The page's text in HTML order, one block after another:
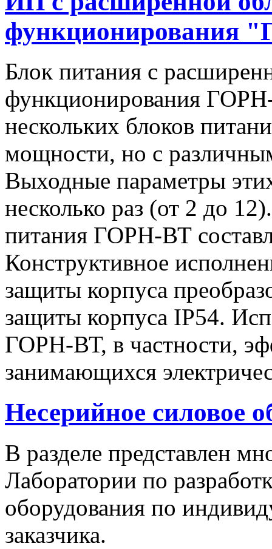
функционирования
Блок питания с
функционирования
нескольких блоков
мощности, но с
Выходные параметры
несколько раз (от 2 до
питания ГОРН-ВТ
Конструктивное
защиты корпуса
защиты корпуса IP54.
ГОРН-ВТ, в частности,
занимающихся
Несерийное силовое
В разделе представлен
Лаборатории по
оборудования по
заказчика.